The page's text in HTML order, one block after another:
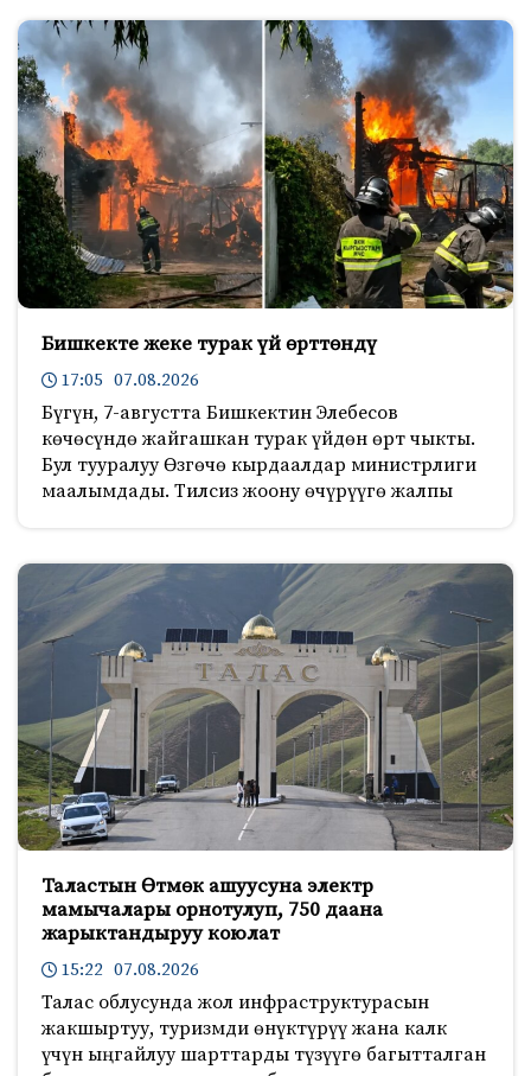
Бишкекте жеке турак үй өрттөндү
17:05 07.08.2026
Бүгүн, 7-августта Бишкектин Элебесов
көчөсүндө жайгашкан турак үйдөн өрт чыкты.
Бул тууралуу Өзгөчө кырдаалдар министрлиги
маалымдады. Тилсиз жоону өчүрүүгө жалпы
Таластын Өтмөк ашуусуна электр
мамычалары орнотулуп, 750 даана
жарыктандыруу коюлат
15:22 07.08.2026
Талас облусунда жол инфраструктурасын
жакшыртуу, туризмди өнүктүрүү жана калк
үчүн ыңгайлуу шарттарды түзүүгө багытталган